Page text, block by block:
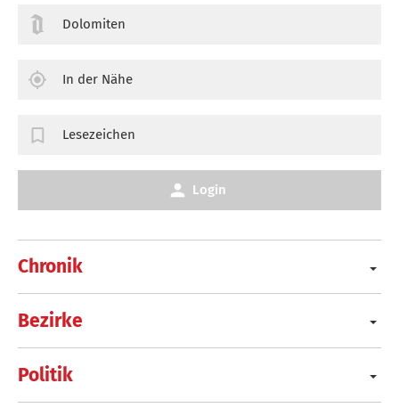
Chronik
Bezirke
Politik
Dolomiten
In der Nähe
Lesezeichen
Login